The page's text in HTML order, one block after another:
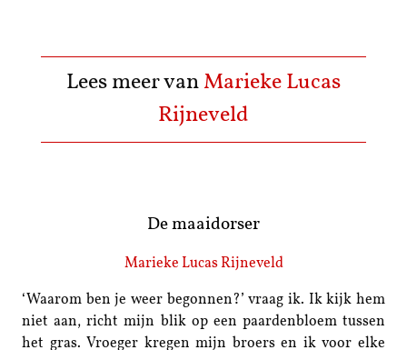
Lees meer van Marieke Lucas
Rijneveld
De maaidorser
Marieke Lucas Rijneveld
‘Waarom ben je weer begonnen?’ vraag ik. Ik kijk hem
niet aan, richt mijn blik op een paardenbloem tussen
het gras. Vroeger kregen mijn broers en ik voor elke